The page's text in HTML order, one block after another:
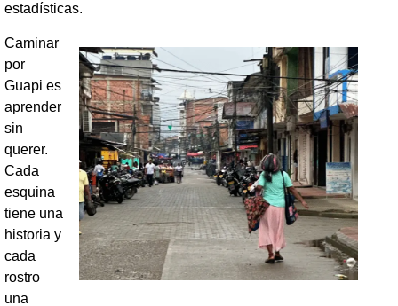
estadísticas.
Caminar
por
Guapi es
aprender
sin
querer.
Cada
esquina
tiene una
historia y
cada
rostro
una